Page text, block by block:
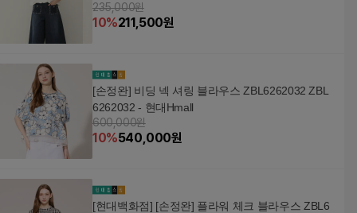
235,000원
10%211,500원
[손정완] 비딩 넥 셔링 블라우스 ZBL6262032 ZBL
6262032 - 현대Hmall
600,000원
10%540,000원
[현대백화점] [손정완] 플라워 체크 블라우스 ZBL6